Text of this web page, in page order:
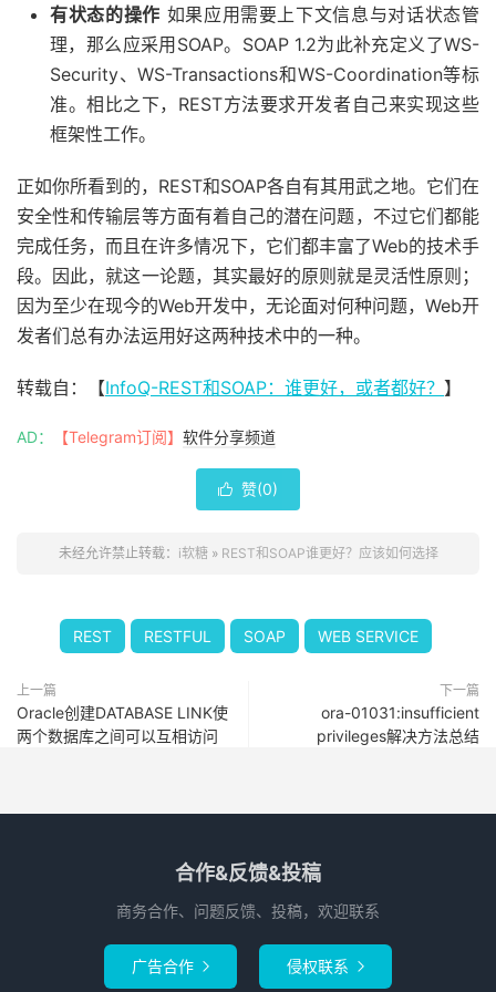
有状态的操作 如果应用需要上下文信息与对话状态管
理，那么应采用SOAP。SOAP 1.2为此补充定义了WS-
Security、WS-Transactions和WS-Coordination等标
准。相比之下，REST方法要求开发者自己来实现这些
框架性工作。
正如你所看到的，REST和SOAP各自有其用武之地。它们在
安全性和传输层等方面有着自己的潜在问题，不过它们都能
完成任务，而且在许多情况下，它们都丰富了Web的技术手
段。因此，就这一论题，其实最好的原则就是灵活性原则；
因为至少在现今的Web开发中，无论面对何种问题，Web开
发者们总有办法运用好这两种技术中的一种。
转载自：【InfoQ-REST和SOAP：谁更好，或者都好？ 】
AD： 【Telegram订阅】 软件分享频道
 赞(0)
未经允许禁止转载： i软糖» REST和SOAP谁更好？应该如何选择
REST RESTFUL SOAP WEB SERVICE
上一篇
Oracle创建DATABASE LINK使
两个数据库之间可以互相访问
下一篇
ora-01031:insufficient
privileges解决方法总结
合作&反馈&投稿
商务合作、问题反馈、投稿，欢迎联系
广告合作  侵权联系 